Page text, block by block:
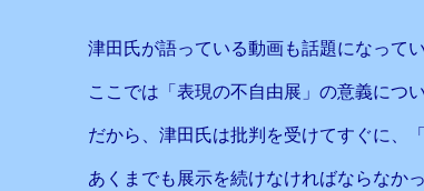
津田氏が語っている動画も話題になって
ここでは「表現の不自由展」の意義につ
だから、津田氏は批判を受けてすぐに、
あくまでも展示を続けなければならなかっ